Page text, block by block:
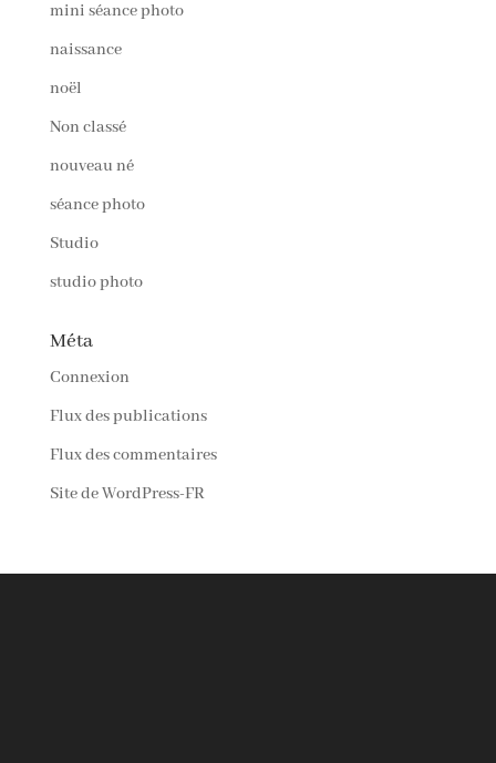
mini séance photo
naissance
noël
Non classé
nouveau né
séance photo
Studio
studio photo
Méta
Connexion
Flux des publications
Flux des commentaires
Site de WordPress-FR